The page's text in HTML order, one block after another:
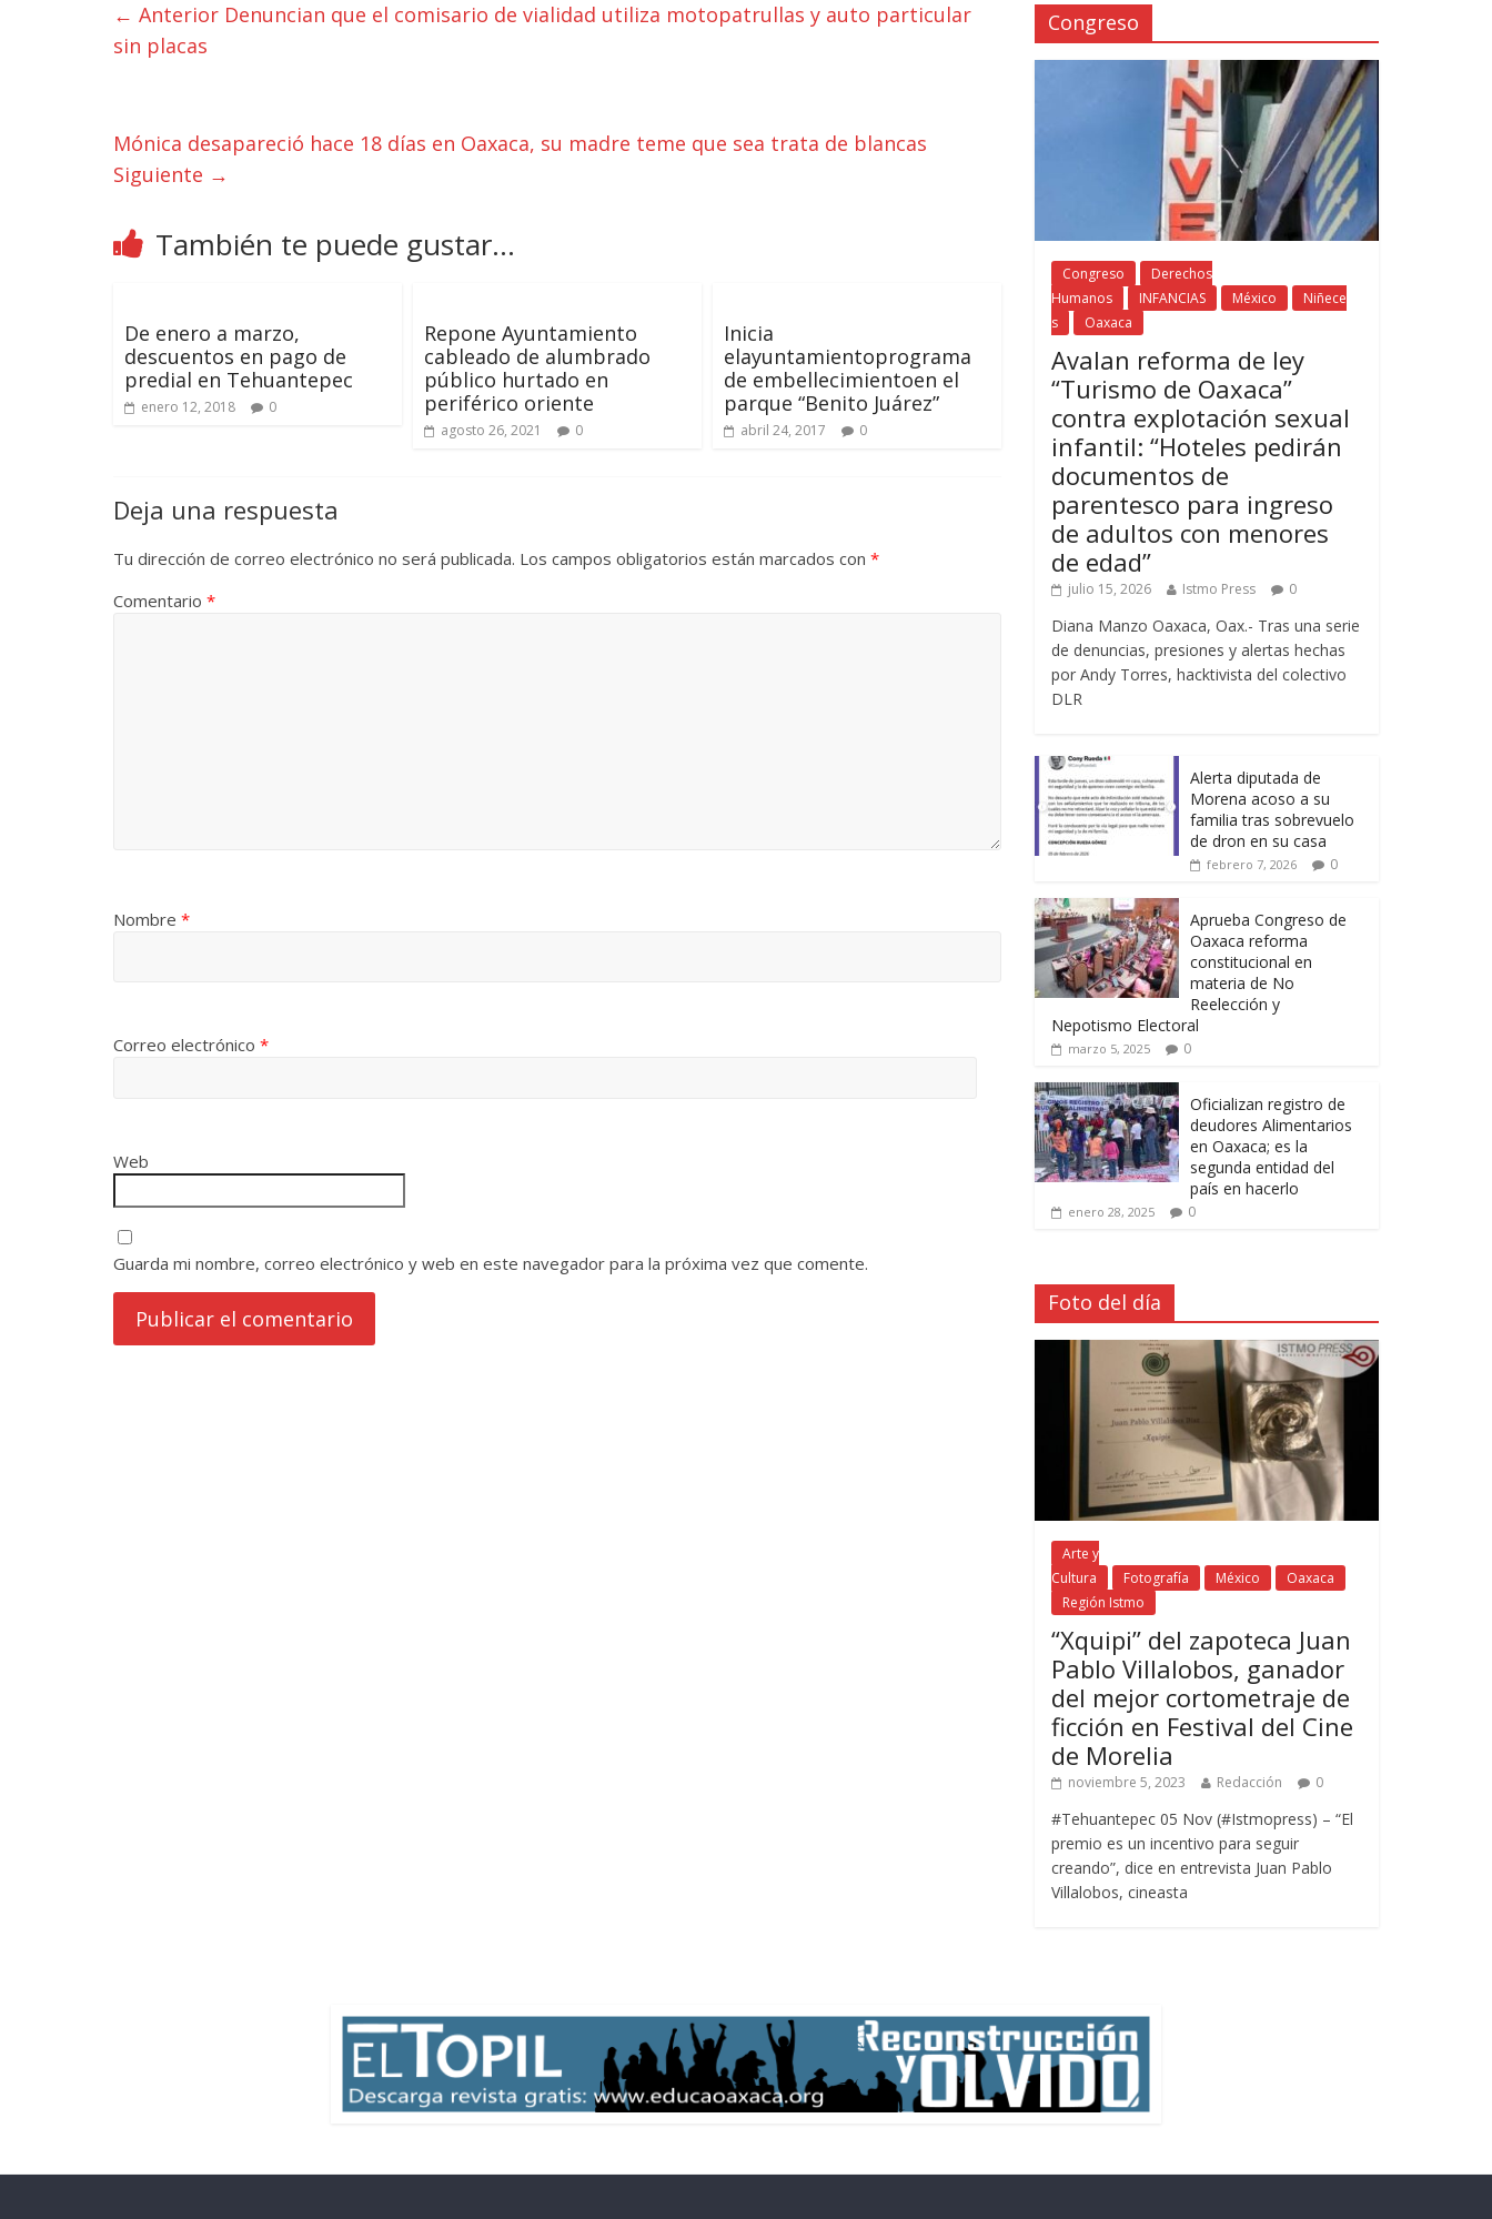
← Anterior Denuncian que el comisario de vialidad utiliza motopatrullas y auto particular
sin placas
Mónica desapareció hace 18 días en Oaxaca, su madre teme que sea trata de blancas
Siguiente →
También te puede gustar...
De enero a marzo,
descuentos en pago de
predial en Tehuantepec
enero 12, 2018 0
Repone Ayuntamiento
cableado de alumbrado
público hurtado en
periférico oriente
agosto 26, 2021 0
Inicia
elayuntamientoprograma
de embellecimientoen el
parque “Benito Juárez”
abril 24, 2017 0
Deja una respuesta
Tu dirección de correo electrónico no será publicada. Los campos obligatorios están marcados con *
Comentario *
Nombre *
Correo electrónico *
Web
Guarda mi nombre, correo electrónico y web en este navegador para la próxima vez que comente.
Congreso
Congreso
Derechos
Humanos
INFANCIAS México
Niñece
s
Oaxaca
Avalan reforma de ley
“Turismo de Oaxaca”
contra explotación sexual
infantil: “Hoteles pedirán
documentos de
parentesco para ingreso
de adultos con menores
de edad”
julio 15, 2026 Istmo Press 0
Diana Manzo Oaxaca, Oax.- Tras una serie
de denuncias, presiones y alertas hechas
por Andy Torres, hacktivista del colectivo
DLR
Alerta diputada de
Morena acoso a su
familia tras sobrevuelo
de dron en su casa
febrero 7, 2026 0
Aprueba Congreso de
Oaxaca reforma
constitucional en
materia de No
Reelección y
Nepotismo Electoral
marzo 5, 2025 0
Oficializan registro de
deudores Alimentarios
en Oaxaca; es la
segunda entidad del
país en hacerlo
enero 28, 2025 0
Foto del día
Arte y
Cultura
Fotografía México
Oaxaca
Región Istmo
“Xquipi” del zapoteca Juan
Pablo Villalobos, ganador
del mejor cortometraje de
ficción en Festival del Cine
de Morelia
noviembre 5, 2023 Redacción 0
#Tehuantepec 05 Nov (#Istmopress) – “El
premio es un incentivo para seguir
creando”, dice en entrevista Juan Pablo
Villalobos, cineasta